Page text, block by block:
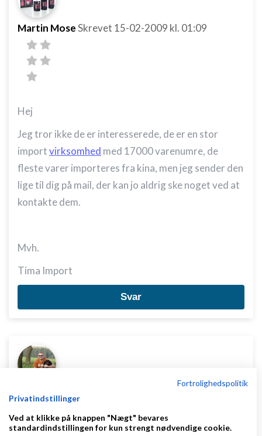
Martin MoseSkrevet 15-02-2009 kl. 01:09
Hej
Jeg tror ikke de er interesserede, de er en stor
importvirksomhed med 17000 varenumre, de
fleste varer importeres fra kina, men jeg sender den
lige til dig på mail, der kan jo aldrig ske noget ved at
kontakte dem.
Mvh.
Tima Import
Svar
langvangSkrevet
Fortrolighedspolitik
Privatindstillinger
Ved at klikke på knappen "Nægt" bevares
standardindstillingen for kun strengt nødvendige cookie.